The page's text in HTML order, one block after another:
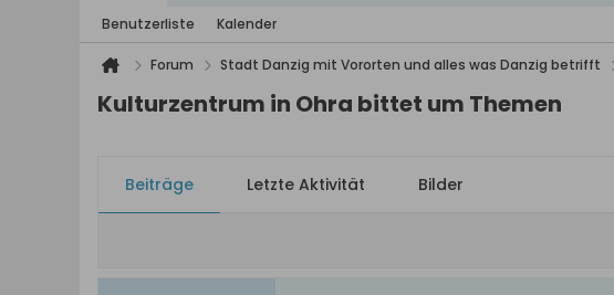
Benutzerliste Kalender
Forum Stadt Danzig mit Vororten und alles was Danzig betrifft
Kulturzentrum in Ohra bittet um Themen
Beiträge Letzte Aktivität Bilder